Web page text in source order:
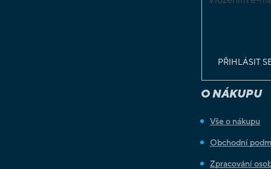
PŘIHLÁSIT
O NÁKUPU
Vše o nákupu
Obchodní
Zpracování